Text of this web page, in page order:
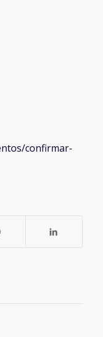
confirmar-